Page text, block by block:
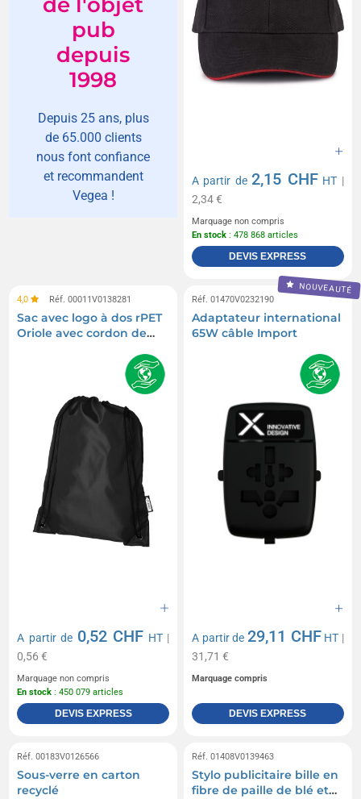
pub
depuis
1998
Depuis 25 ans, plus
de 65.000 clients
nous font confiance
et recommandent
Vegea !
A partir de2,15 CHF HT |
2,34 €
Marquage non compris
En stock : 478 868 articles
DEVIS EXPRESS
4,0 Réf. 00011V0138281
Sac avec logo à dos rPET
Oriole avec cordon de
A partir de 0,52 CHF HT|
0,56 €
Marquage non compris
En stock : 450 079 articles
DEVIS EXPRESS
NOUVEAUTÉ
Réf. 01470V0232190
Adaptateur international
65W câble Import
A partir de 29,11 CHF HT |
31,71 €
Marquage compris
DEVIS EXPRESS
Réf. 00183V0126566
Sous-verre en carton
recyclé
Réf. 01408V0139463
Stylo publicitaire bille en
fibre de paille de blé et